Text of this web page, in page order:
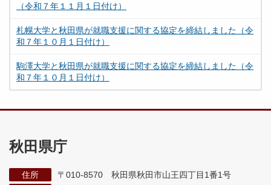
（令和７年１１月１日付け）
札幌大学と秋田県が就職支援に関する協定を締結しました（令
和７年１０月１日付け）
駒澤大学と秋田県が就職支援に関する協定を締結しました（令
和７年１０月１日付け）
秋田県庁
住所
〒010-8570 秋田県秋田市山王四丁目1番1号